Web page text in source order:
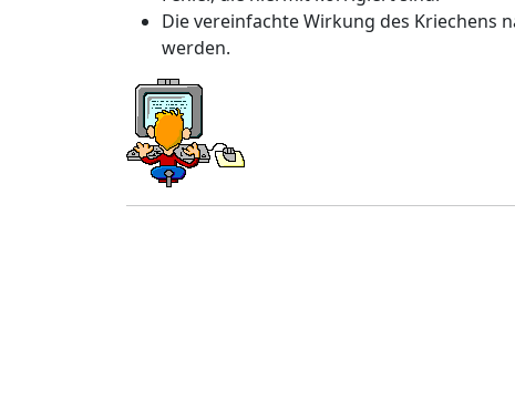
Die vereinfachte Wirkung des Kriechens
werden.